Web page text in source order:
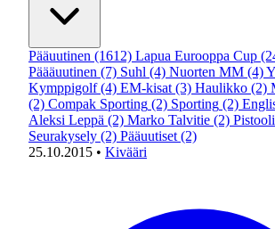
Pääuutinen (1612) Lapua Eurooppa Cup
Päääuutinen (7) Suhl (4) Nuorten MM (4)
Kymppigolf (4) EM-kisat (3) Haulikko (2)
(2) Compak Sporting (2) Sporting (2)
Aleksi Leppä (2) Marko Talvitie (2) Pistooli
Seurakysely (2) Pääuutiset (2)
25.10.2015 • Kivääri